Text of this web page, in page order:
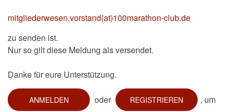
mitgliederwesen.vorstand(at)100marathon-club.de
zu senden ist.
Nur so gilt diese Meldung als versendet.
Danke für eure Unterstützung.
ANMELDEN oder REGISTRIEREN
, um